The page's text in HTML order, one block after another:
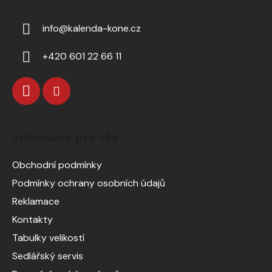
info@kalenda-kone.cz
+420 601 22 66 11
Obchodní podmínky
Podmínky ochrany osobních údajů
Reklamace
Kontakty
Tabulky velikostí
Sedlářský servis